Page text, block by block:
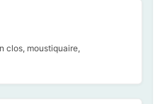
clos, moustiquaire,